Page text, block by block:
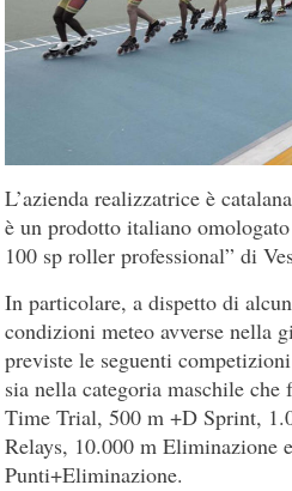
L’azienda realizzatrice è
è un prodotto italiano
100 sp roller professional” di
In particolare, a dispetto di
condizioni meteo avverse nella
previste le seguenti
sia nella categoria maschile
Time Trial, 500 m +D Sprint,
Relays, 10.000 m Eliminazione
Punti+Eliminazione.